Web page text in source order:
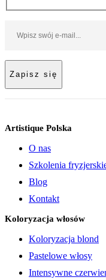
Artistique Polska
O nas
Szkolenia
Blog
Kontakt
Koloryzacja włosów
Koloryzacja blond
Pastelowe włosy
Intensywne